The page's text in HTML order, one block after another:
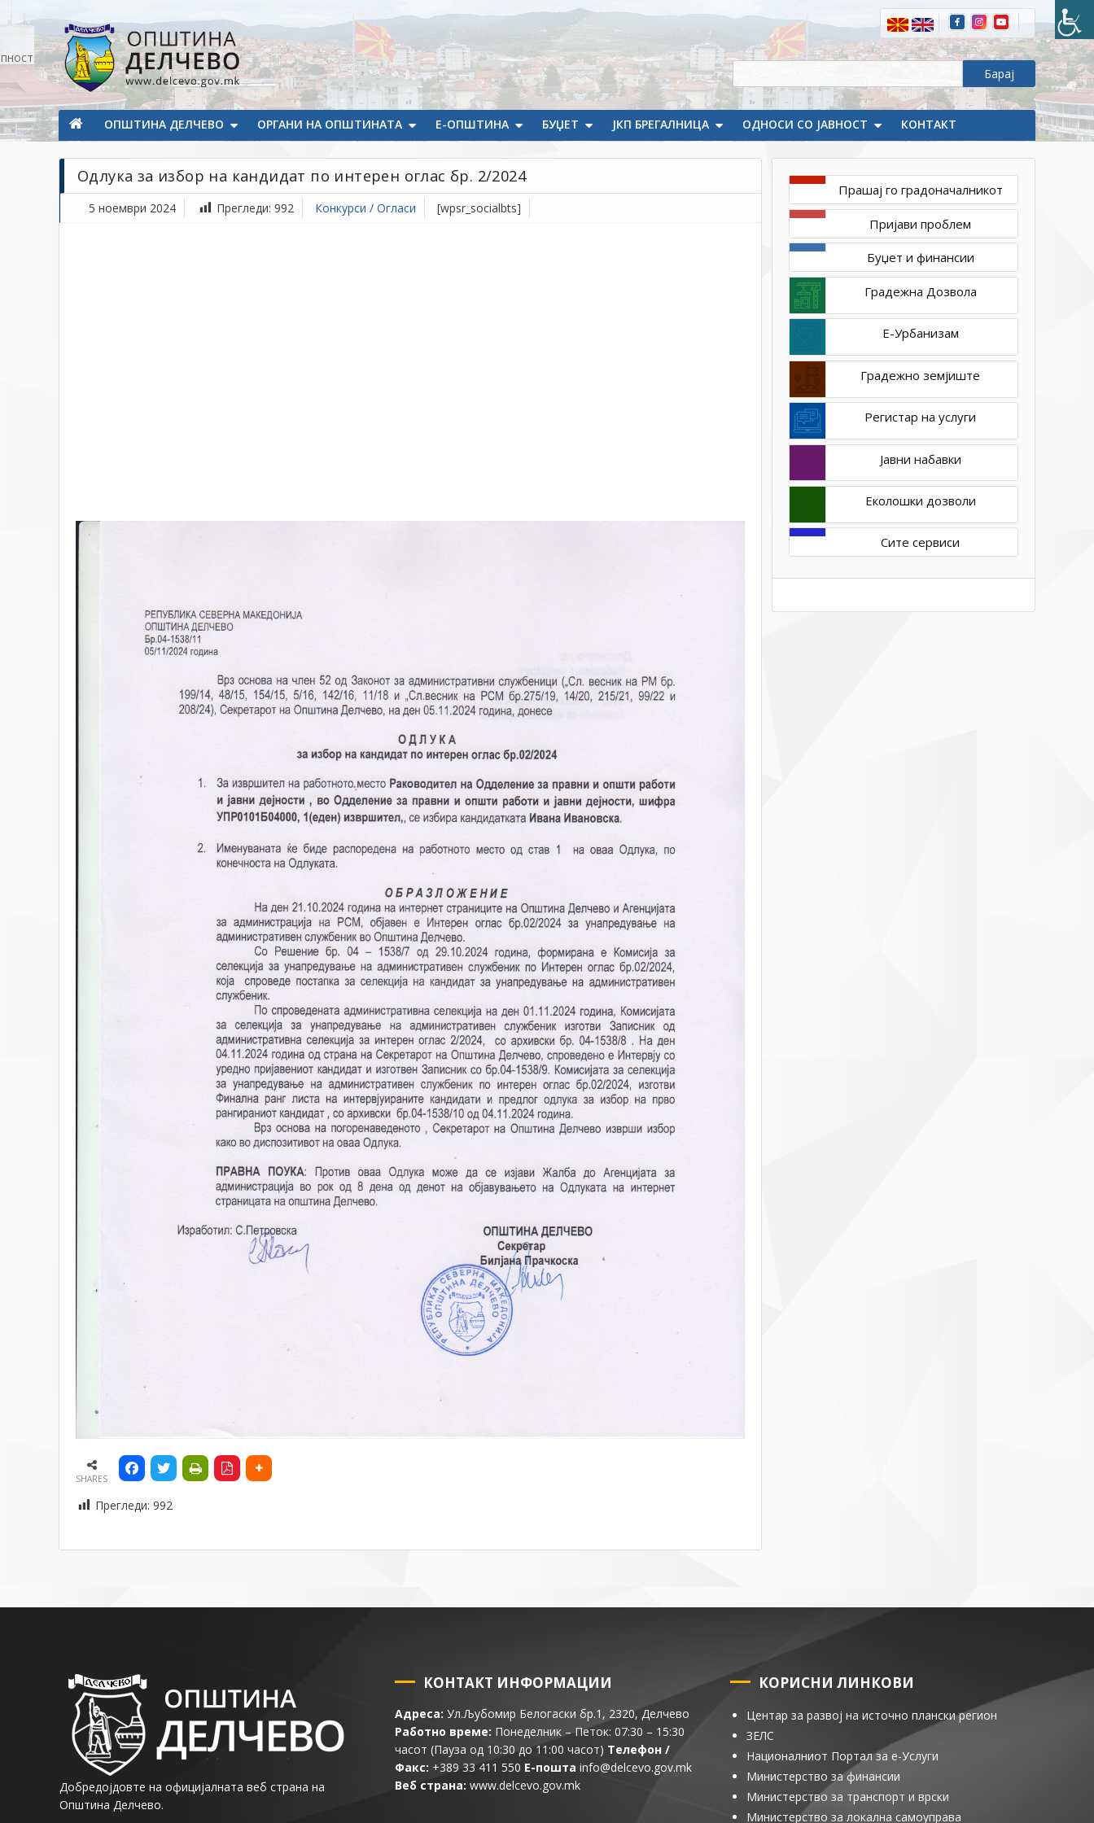
Општина Делчево
Општина Делчево
ОПШТИНА ДЕЛЧЕВО ОРГАНИ НА ОПШТИНАТА Е-ОПШТИНА БУЏЕТ ЈКП БРЕГАЛНИЦА ОДНОСИ СО ЈАВНОСТ КОНТАКТ
Одлука за избор на кандидат по интерен оглас бр. 2/2024
5 ноември 2024 Прегледи: 992 Конкурси / Огласи [wpsr_socialbts]
Конкурси
кандидат
SHARES
Прегледи: 992
Прашај го градоначалникот
Пријави проблем
Буџет и финансии
Градежна Дозвола
Е-Урбанизам
Градежно земјиште
Регистар на услуги
Јавни набавки
Еколошки дозволи
Сите сервиси
Добредојдовте на официјалната веб страна на
Општина Делчево.
КОНТАКТ ИНФОРМАЦИИ
Адреса: Ул.Љубомир Белогаски бр.1, 2320, Делчево
Работно време: Понеделник – Петок: 07:30 – 15:30
часот (Пауза од 10:30 до 11:00 часот) Телефон /
Факс: +389 33 411 550 Е-пошта info@delcevo.gov.mk
Веб страна: www.delcevo.gov.mk
КОРИСНИ ЛИНКОВИ
Центар за развој на источно плански регион
ЗЕЛС
Националниот Портал за е-Услуги
Министерство за финансии
Министерство за транспорт и врски
Министерство за локална самоуправа